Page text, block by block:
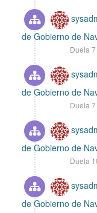
de Gobierno de
Duela
de Gobierno de
Duela
de Gobierno de
Duela
de Gobierno de